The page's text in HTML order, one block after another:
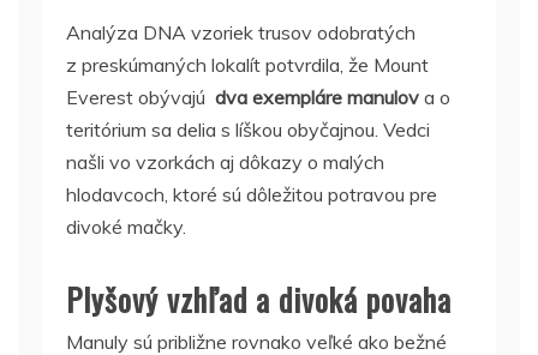
Analýza DNA vzoriek trusov odobratých
z preskúmaných lokalít potvrdila, že Mount
Everest obývajú dva exempláre manulov a o
teritórium sa delia s líškou obyčajnou. Vedci
našli vo vzorkách aj dôkazy o malých
hlodavcoch, ktoré sú dôležitou potravou pre
divoké mačky.
Plyšový vzhľad a divoká povaha
Manuly sú približne rovnako veľké ako bežné